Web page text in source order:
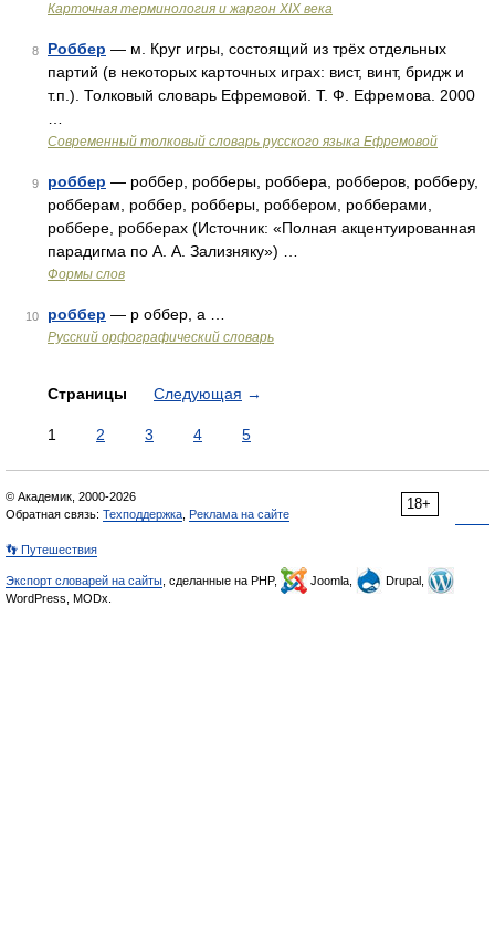
Карточная терминология и жаргон XIX века
8 Роббер — м. Круг игры, состоящий из трёх отдельных
партий (в некоторых карточных играх: вист, винт, бридж и
т.п.). Толковый словарь Ефремовой. Т. Ф. Ефремова. 2000
Современный толковый словарь русского языка Ефремовой
9 роббер — роббер, робберы, роббера, робберов, робберу,
робберам, роббер, робберы, роббером, робберами,
роббере, робберах (Источник: «Полная акцентуированная
парадигма по А. А. Зализняку») …
Формы слов
10 роббер — р оббер, а …
Русский орфографический словарь
Страницы Следующая →
1 2 3 4 5
18+
© Академик, 2000-2026
Обратная связь: Техподдержка Реклама на сайте
👣 Путешествия
Экспорт словарей на сайты , сделанные на PHP, Joomla,
Drupal,
WordPress, MODx.